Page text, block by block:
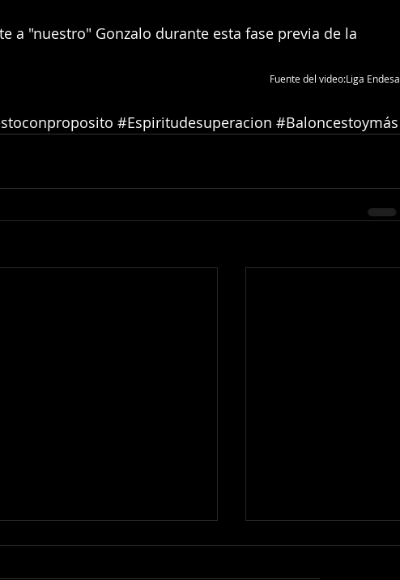
a "nuestro" Gonzalo durante esta fase previa de la
Fuente del video:Liga Endesa
#Espiritudesuperacion #Baloncestoymás